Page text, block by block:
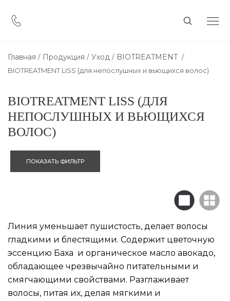
Главная Продукция Уход BIOTREATMENT
BIOTREATMENT LISS (для непослушных и вьющихся волос)
BIOTREATMENT LISS (ДЛЯ
НЕПОСЛУШНЫХ И ВЬЮЩИХСЯ
ВОЛОС)
ПОКАЗАТЬ ФИЛЬТР
Линия уменьшает пушистость, делает волосы
гладкими и блестящими. Содержит цветочную
эссенцию Баха и органическое масло авокадо,
обладающее чрезвычайно питательными и
смягчающими свойствами. Разглаживает
волосы, питая их, делая мягкими и